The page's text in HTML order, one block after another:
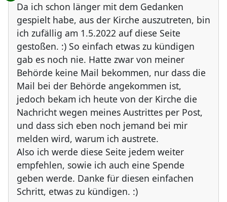
Da ich schon länger mit dem Gedanken
gespielt habe, aus der Kirche auszutreten, bin
ich zufällig am 1.5.2022 auf diese Seite
gestoßen. :) So einfach etwas zu kündigen
gab es noch nie. Hatte zwar von meiner
Behörde keine Mail bekommen, nur dass die
Mail bei der Behörde angekommen ist,
jedoch bekam ich heute von der Kirche die
Nachricht wegen meines Austrittes per Post,
und dass sich eben noch jemand bei mir
melden wird, warum ich austrete.
Also ich werde diese Seite jedem weiter
empfehlen, sowie ich auch eine Spende
geben werde. Danke für diesen einfachen
Schritt, etwas zu kündigen. :)